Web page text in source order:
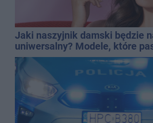
Jaki naszyjnik damski będzie
uniwersalny? Modele, które
wielu stylizacji